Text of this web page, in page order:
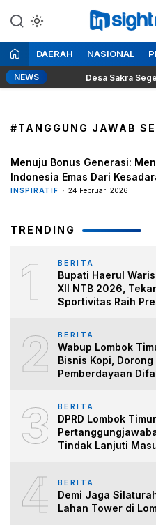
ke
konten
Berita
DAERAH NASIONAL
NEWS Desa Sakra Segera
#TANGGUNG JAWAB
Menuju Bonus Generasi:
Indonesia Emas Dari
INSPIRATIF 24 Februari 2026
TRENDING
1 BERITA
Bupati Haerul
XII NTB 2026,
Sportivitas Raih
2 BERITA
Wabup Lombok
Bisnis Kopi,
Pemberdayaan
3 BERITA
DPRD Lombok
Tindak Lanjuti
4 BERITA
Demi Jaga
Lahan Tower di